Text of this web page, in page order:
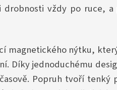
vždy po ruce, a
magnetického nýtku,
Díky jednoduchému
Popruh tvoří tenký